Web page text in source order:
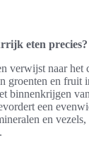
eten precies?
verwijst naar het
groenten en fruit
binnenkrijgen
een
en